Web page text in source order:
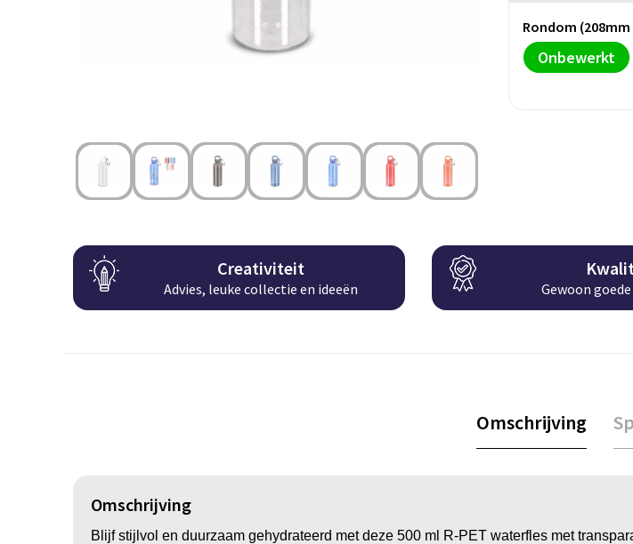
Rondom (208mm
Onbewerkt
Creativiteit
Advies, leuke collectie en ideeën Gewoon
Omschrijving
Omschrijving
Blijf stijlvol en duurzaam gehydrateerd met deze 500 ml R-PET waterfles met